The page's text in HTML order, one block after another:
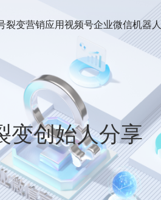
裂变营销应用视频号企业微信机器人
变创始人分享